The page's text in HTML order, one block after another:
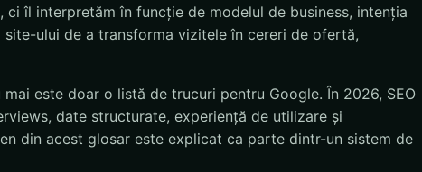
îl interpretăm în funcție de modelul de business, intenția
ului de a transforma vizitele în cereri de ofertă,
este doar o listă de trucuri pentru Google. În 2026, SEO
date structurate, experiență de utilizare și
din acest glosar este explicat ca parte dintr-un sistem de